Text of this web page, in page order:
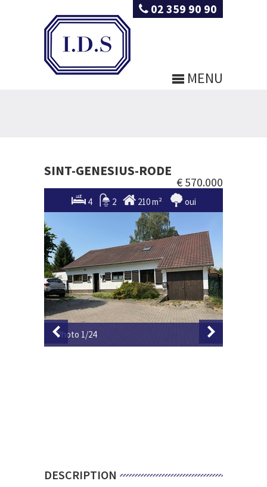
02 359 90 90
MENU
SINT-GENESIUS-RODE
€ 570.000
4 2 210 m² oui
Photo 2/24
DESCRIPTION